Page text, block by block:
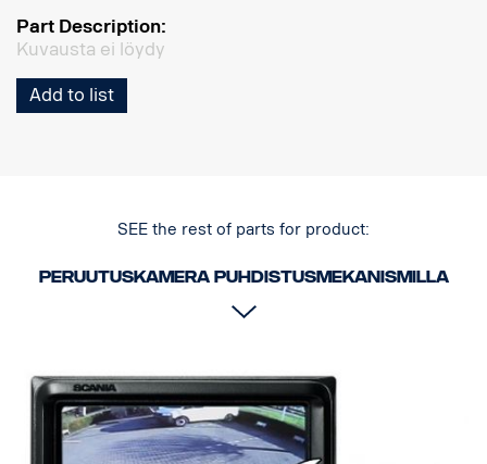
Part Description:
Kuvausta ei löydy
Add to list
SEE the rest of parts for product:
Peruutuskamera puhdistusmekanismilla